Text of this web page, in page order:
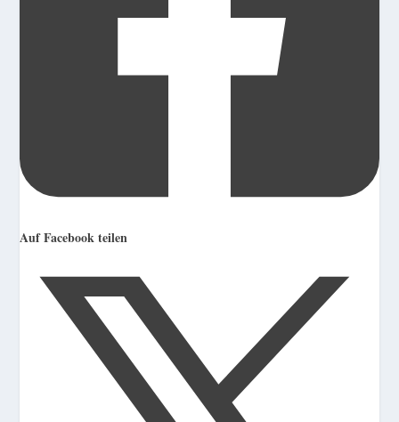
Auf Facebook teilen